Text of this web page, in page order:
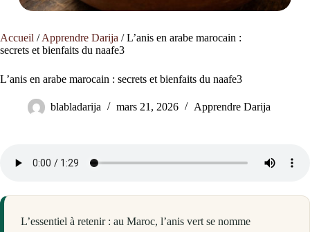
Accueil /Apprendre Darija /L’anis en arabe marocain :
secrets et bienfaits du naafe3
L’anis en arabe marocain : secrets et bienfaits du naafe3
blabladarija mars 21, 2026 Apprendre Darija
L’essentiel à retenir : au Maroc, l’anis vert se nomme